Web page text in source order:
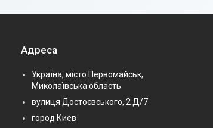
Адреса
Україна, місто Первомайськ,
Миколаївська область
вулиця Достоєвського, 2 Д/7
город Киев